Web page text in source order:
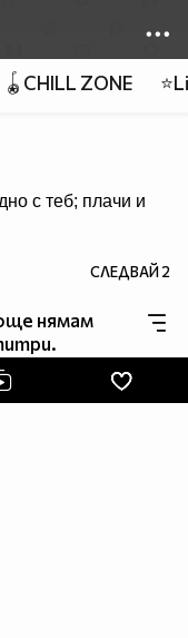
🪀CHILL ZONE
с теб; плачи и
СЛЕДВАЙ2
нямам